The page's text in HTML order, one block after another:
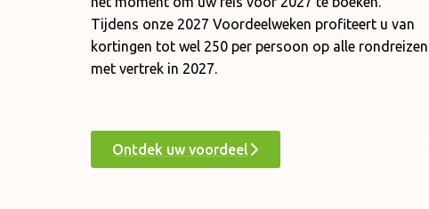
Tijdens onze 2027 Voordeelweken profiteert u van
kortingen tot wel 250 per persoon op alle rondreizen
met vertrek in 2027.
Ontdek uw voordeel